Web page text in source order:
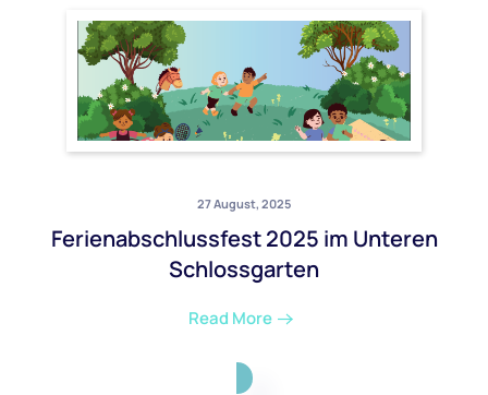
27 August, 2025
Ferienabschlussfest 2025 im Unteren
Schlossgarten
Read More